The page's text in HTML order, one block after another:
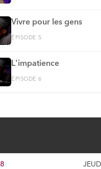
Vivre pour les gens
ÉPISODE 5
L'impatience
ÉPISODE 6